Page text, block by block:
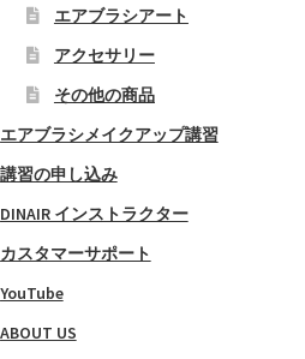
エアブラシアート
アクセサリー
その他の商品
エアブラシメイクアップ講習
講習の申し込み
DINAIR インストラクター
カスタマーサポート
YouTube
ABOUT US